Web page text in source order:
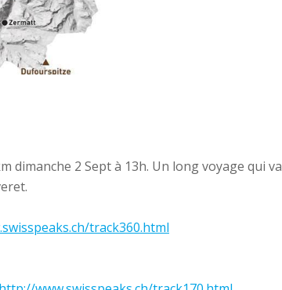
dimanche 2 Sept à 13h. Un long voyage qui va
track360.html